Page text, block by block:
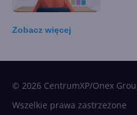
Zobacz więcej
© 2026 CentrumXP/Onex
Wszelkie prawa zastrzeżone